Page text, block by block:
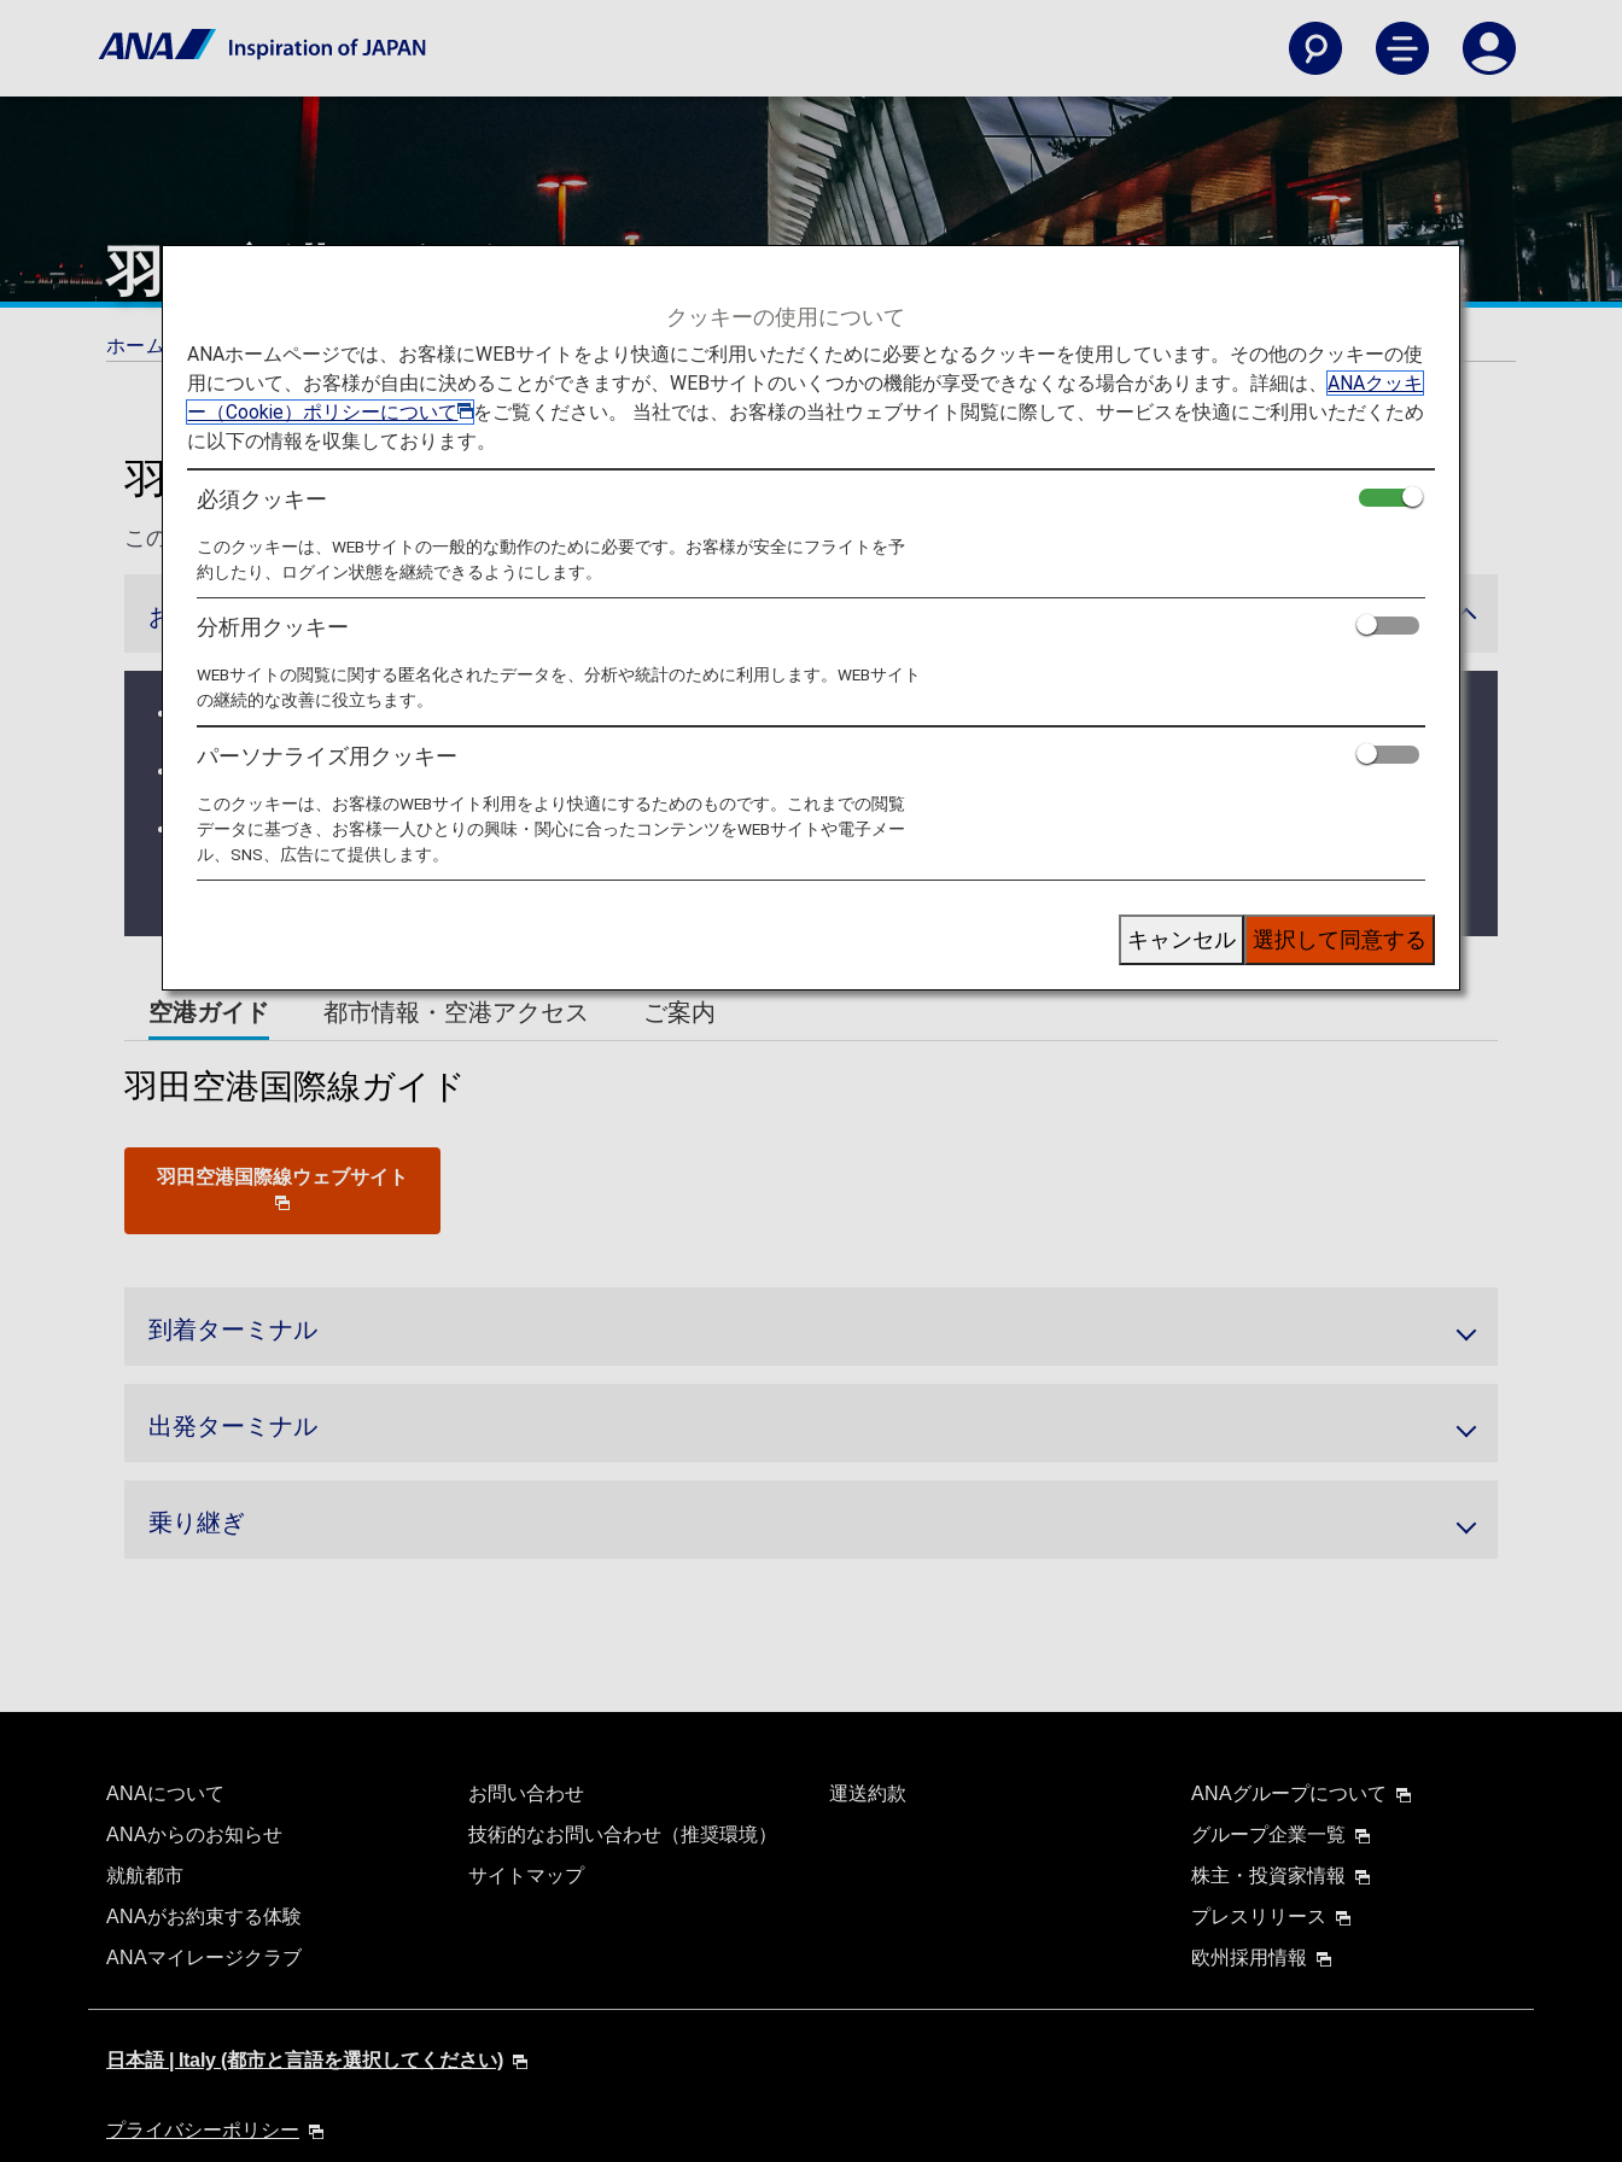
羽田空港国際線
ホーム ご旅行の準備 空港と都市に関する情報 羽田空港国際線
羽田空港国際線からの発着
このページでは、東京国際空港から目的地までの役立つ情報をご紹介します。
お知らせ
羽田空港をご利用の際はご利用ターミナルをご確認ください
日本入国・帰国時には、 Visit Japan Web （入国・帰国審査と税関申告のオンライン手続きサービス）をご利用ください。
ペットをお預けのお客様または植物等の輸出にあたり手続きが必要なお客様で、羽田空港よりご出発のお客様は出発ターミナルを問
わず、第３ターミナルでの検疫手続きが必要となります。第２ターミナルよりご出発のお客様も第３ターミナルにお立ち寄りいただ
空港ガイド 都市情報・空港アクセス ご案内
羽田空港国際線ガイド
羽田空港国際線ウェブサイト
到着ターミナル
出発ターミナル
乗り継ぎ
ANAについて
ANAからのお知らせ
就航都市
ANAがお約束する体験
ANAマイレージクラブ
お問い合わせ
技術的なお問い合わせ（推奨環境）
サイトマップ
運送約款
ANAグループについて
グループ企業一覧
株主・投資家情報
プレスリリース
欧州採用情報
日本語 | Italy (都市と言語を選択してください)
プライバシーポリシー
クッキーの使用について
ANAホームページでは、お客様にWEBサイトをより快適にご利用いただくために必要となるクッキーを使用しています。その他のクッキーの使
用について、お客様が自由に決めることができますが、WEBサイトのいくつかの機能が享受できなくなる場合があります。詳細は、ANAクッキ
ー（Cookie）ポリシーについて
をご覧ください。 当社では、お客様の当社ウェブサイト閲覧に際して、サービスを快適にご利用いただくため
に以下の情報を収集しております。
必須クッキー
このクッキーは、WEBサイトの一般的な動作のために必要です。お客様が安全にフライトを予
約したり、ログイン状態を継続できるようにします。
分析用クッキー
WEBサイトの閲覧に関する匿名化されたデータを、分析や統計のために利用します。WEBサイト
の継続的な改善に役立ちます。
パーソナライズ用クッキー
このクッキーは、お客様のWEBサイト利用をより快適にするためのものです。これまでの閲覧
データに基づき、お客様一人ひとりの興味・関心に合ったコンテンツをWEBサイトや電子メー
ル、SNS、広告にて提供します。
選択して同意する
キャンセル